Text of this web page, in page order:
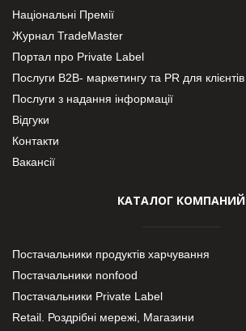
Національні Премії
Журнал TradeMaster
Портал про Private Label
Послуги В2В- маркетингу та PR для клієнтів
Послуги з надання інформації
Відгуки
Контакти
Вакансії
КАТАЛОГ КОМПАНИЙ
Постачальники продуктів харчування
Постачальники nonfood
Постачальники Private Label
Retail. Роздрібні мережі, Магазини